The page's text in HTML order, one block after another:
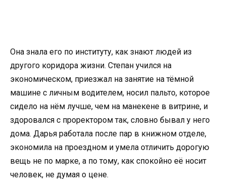
Она знала его по институту, как знают людей из
другого коридора жизни. Степан учился на
экономическом, приезжал на занятие на тёмной
машине с личным водителем, носил пальто, которое
сидело на нём лучше, чем на манекене в витрине, и
здоровался с проректором так, словно бывал у него
дома. Дарья работала после пар в книжном отделе,
экономила на проездном и умела отличить дорогую
вещь не по марке, а по тому, как спокойно её носит
человек, не думая о цене.